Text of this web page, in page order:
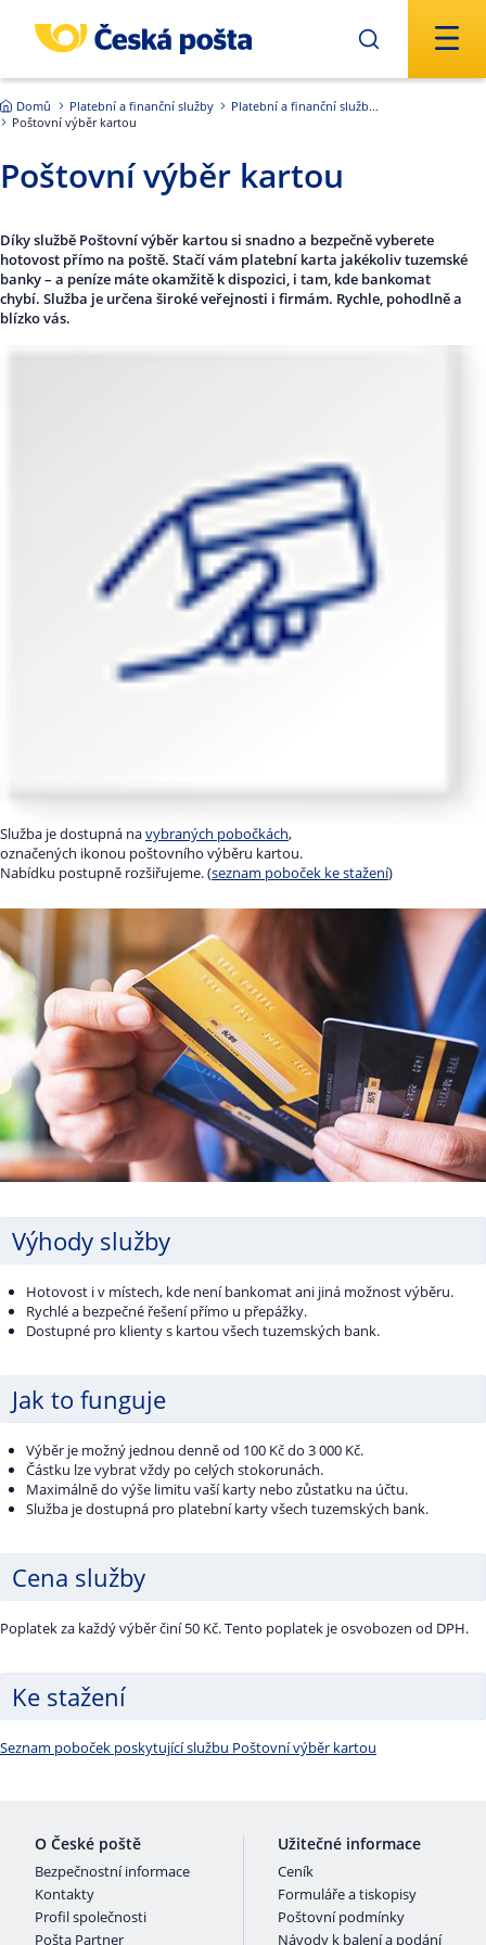
Domů Platební a finanční služby
Platební a finanční služby ČR
Poštovní výběr kartou
Poštovní výběr kartou
Díky službě Poštovní výběr kartou si snadno a bezpečně vyberete
hotovost přímo na poště. Stačí vám platební karta jakékoliv tuzemské
banky – a peníze máte okamžitě k dispozici, i tam, kde bankomat
chybí. Služba je určena široké veřejnosti i firmám. Rychle, pohodlně a
blízko vás.
Služba je dostupná navybraných pobočkách,
označených ikonou poštovního výběru kartou.
Nabídku postupně rozšiřujeme. (seznam poboček ke stažení)
Výhody služby
Hotovost i v místech, kde není bankomat ani jiná možnost výběru.
Rychlé a bezpečné řešení přímo u přepážky.
Dostupné pro klienty s kartou všech tuzemských bank.
Jak to funguje
Výběr je možný jednou denně od 100 Kč do 3 000 Kč.
Částku lze vybrat vždy po celých stokorunách.
Maximálně do výše limitu vaší karty nebo zůstatku na účtu.
Služba je dostupná pro platební karty všech tuzemských bank.
Cena služby
Poplatek za každý výběr činí 50 Kč. Tento poplatek je osvobozen od DPH.
Ke stažení
Seznam poboček poskytující službu Poštovní výběr kartou
O České poště
Bezpečnostní informace
Kontakty
Profil společnosti
Pošta Partner
Užitečné informace
Ceník
Formuláře a tiskopisy
Poštovní podmínky
Návody k balení a podání